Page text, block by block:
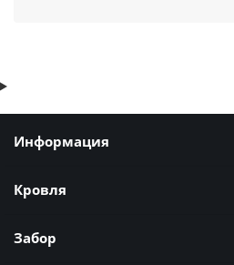
Информация
Кровля
Забор